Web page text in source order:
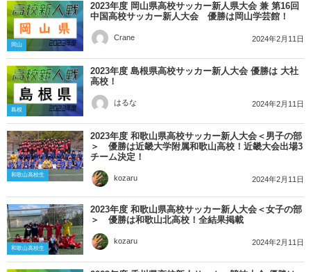
岡山
2023年度 岡山県高校サッカー新人県大会 兼 第16回
中国高校サッカー新人大会 優勝は岡山学芸館！
Crane 2024年2月11日
島根
2023年度 島根県高校サッカー新人大会 優勝は 大社
高校！
はるな 2024年2月11日
和歌山高校生
2023年度 和歌山県高校サッカー新人大会＜男子の部
＞ 優勝は近畿大学附属和歌山高校！近畿大会出場3
チーム決定！
kozaru 2024年2月11日
和歌山高校生
2023年度 和歌山県高校サッカー新人大会＜女子の部
＞ 優勝は和歌山北高校！全結果掲載
kozaru 2024年2月11日